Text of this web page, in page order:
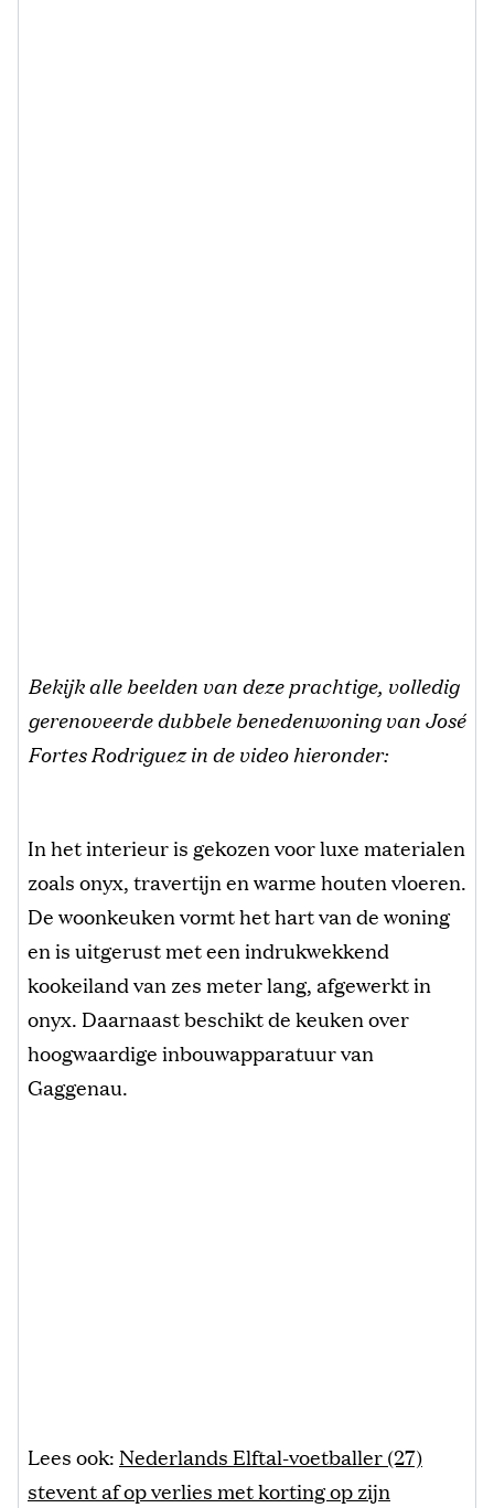
Bekijk alle beelden van deze prachtige, volledig
gerenoveerde dubbele benedenwoning van José
Fortes Rodriguez in de video hieronder:
In het interieur is gekozen voor luxe materialen
zoals onyx, travertijn en warme houten vloeren.
De woonkeuken vormt het hart van de woning
en is uitgerust met een indrukwekkend
kookeiland van zes meter lang, afgewerkt in
onyx. Daarnaast beschikt de keuken over
hoogwaardige inbouwapparatuur van
Gaggenau.
Lees ook: Nederlands Elftal-voetballer (27)
stevent af op verlies met korting op zijn